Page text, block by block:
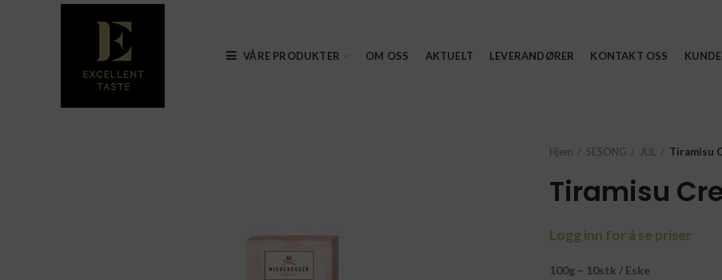
VÅRE PRODUKTER OM OSS AKTUELT LEVERANDØRER KONTAKT OSS
Hjem SESONG JUL Tiramisu
Tiramisu
Logg inn for å se priser
100g – 10stk / Eske